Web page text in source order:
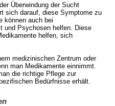
Überwindung der Sucht
sich darauf, diese Symptome zu
können auch bei
und Psychosen helfen. Diese
helfen, sich
medizinischen Zentrum oder
man Medikamente einnimmt.
die richtige Pflege zur
Bedürfnisse erhält.